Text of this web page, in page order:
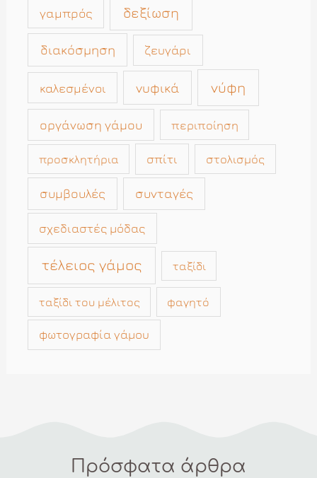
γαμπρός δεξίωση
διακόσμηση ζευγάρι
καλεσμένοι νυφικά νύφη
οργάνωση γάμου περιποίηση
προσκλητήρια σπίτι στολισμός
συμβουλές συνταγές
σχεδιαστές μόδας
τέλειος γάμος ταξίδι
ταξίδι του μέλιτος φαγητό
φωτογραφία γάμου
Πρόσφατα άρθρα